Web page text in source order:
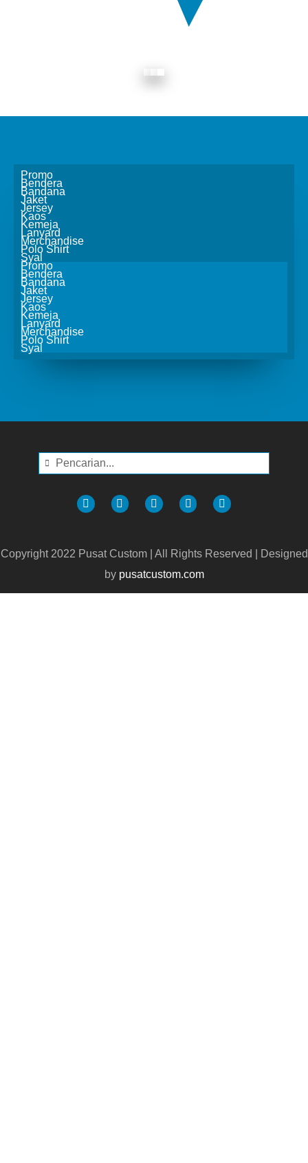
Promo
Bendera
Bandana
Jaket
Jersey
Kaos
Kemeja
Lanyard
Merchandise
Polo Shirt
Syal
Promo
Bendera
Bandana
Jaket
Jersey
Kaos
Kemeja
Lanyard
Merchandise
Polo Shirt
Syal
Copyright 2022 Pusat Custom | All Rights Reserved | Designed
by pusatcustom.com